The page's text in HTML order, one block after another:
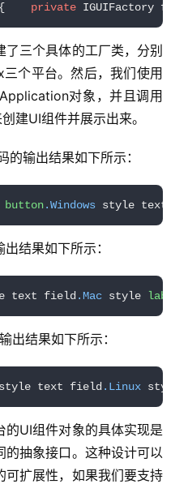
private
三个具体的工厂类，分别
个平台。然后，我们使用
对象，并且调用
建UI组件并展示出来。
输出结果如下所示：
button.Windows style text
结果如下所示：
text field .Mac style
出结果如下所示：
text field .Linux
的UI组件对象的具体实现是
的抽象接口。这种设计可以
可扩展性，如果我们要支持